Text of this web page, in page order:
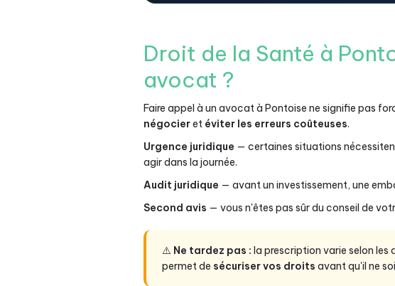
Droit de la Santé à
avocat ?
Faire appel à un avocat à Pontoise ne signifie pas
négocieret éviter les erreurs coûteuses.
Urgence juridique — certaines situations
agir dans la journée.
Audit juridique — avant un investissement, une
Second avis — vous n'êtes pas sûr du conseil de
⚠️ Ne tardez pas : la prescription varie selon
permet de sécuriser vos droits avant qu'il ne